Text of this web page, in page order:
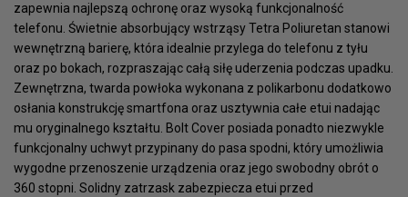
zapewnia najlepszą ochronę oraz wysoką funkcjonalność
telefonu. Świetnie absorbujący wstrząsy Tetra Poliuretan stanowi
wewnętrzną barierę, która idealnie przylega do telefonu z tyłu
oraz po bokach, rozpraszając całą siłę uderzenia podczas upadku.
Zewnętrzna, twarda powłoka wykonana z polikarbonu dodatkowo
osłania konstrukcję smartfona oraz usztywnia całe etui nadając
mu oryginalnego kształtu. Bolt Cover posiada ponadto niezwykle
funkcjonalny uchwyt przypinany do pasa spodni, który umożliwia
wygodne przenoszenie urządzenia oraz jego swobodny obrót o
360 stopni. Solidny zatrzask zabezpiecza etui przed